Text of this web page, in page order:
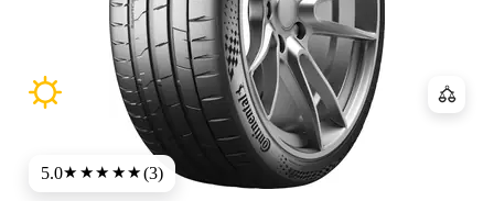
5.0★★★★★(3)